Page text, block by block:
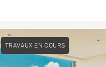
TRAVAUX EN COURS